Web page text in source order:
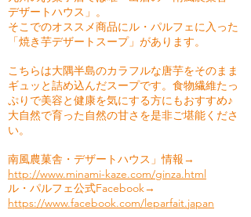
デザートハウス」。
そこでのオススメ商品にル・パルフェに入った
「焼き芋デザートスープ」があります。
こちらは大隅半島のカラフルな唐芋をそのまま
ギュッと詰め込んだスープです。食物繊維たっ
ぷりで美容と健康を気にする方にもおすすめ♪
大自然で育った自然の甘さを是非ご堪能くださ
い。
南風農菓舎・デザートハウス」情報→
http://www.minami-kaze.com/ginza.html
ル・パルフェ公式Facebook→
https://www.facebook.com/leparfait.japan